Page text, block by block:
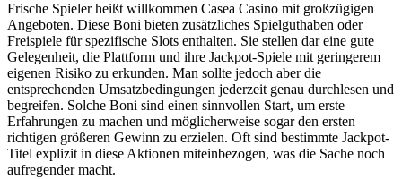
Frische Spieler heißt willkommen Casea Casino mit großzügigen
Angeboten. Diese Boni bieten zusätzliches Spielguthaben oder
Freispiele für spezifische Slots enthalten. Sie stellen dar eine gute
Gelegenheit, die Plattform und ihre Jackpot-Spiele mit geringerem
eigenen Risiko zu erkunden. Man sollte jedoch aber die
entsprechenden Umsatzbedingungen jederzeit genau durchlesen und
begreifen. Solche Boni sind einen sinnvollen Start, um erste
Erfahrungen zu machen und möglicherweise sogar den ersten
richtigen größeren Gewinn zu erzielen. Oft sind bestimmte Jackpot-
Titel explizit in diese Aktionen miteinbezogen, was die Sache noch
aufregender macht.